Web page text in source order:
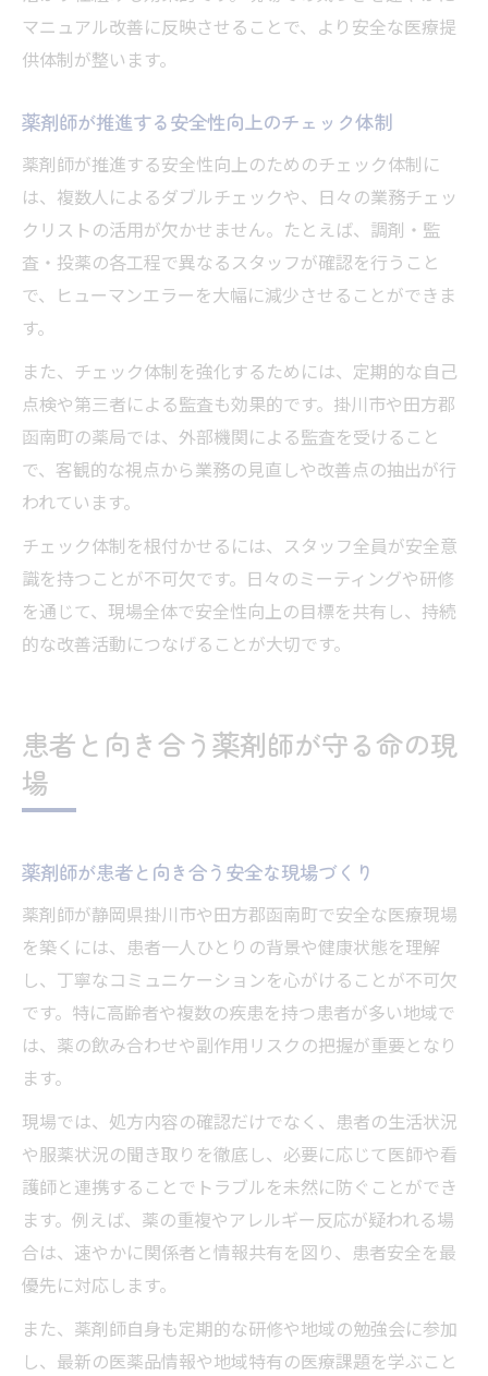
マニュアル改善に反映させることで、より安全な医療提
供体制が整います。
薬剤師が推進する安全性向上のチェック体制
薬剤師が推進する安全性向上のためのチェック体制に
は、複数人によるダブルチェックや、日々の業務チェッ
クリストの活用が欠かせません。たとえば、調剤・監
査・投薬の各工程で異なるスタッフが確認を行うこと
で、ヒューマンエラーを大幅に減少させることができま
す。
また、チェック体制を強化するためには、定期的な自己
点検や第三者による監査も効果的です。掛川市や田方郡
函南町の薬局では、外部機関による監査を受けること
で、客観的な視点から業務の見直しや改善点の抽出が行
われています。
チェック体制を根付かせるには、スタッフ全員が安全意
識を持つことが不可欠です。日々のミーティングや研修
を通じて、現場全体で安全性向上の目標を共有し、持続
的な改善活動につなげることが大切です。
患者と向き合う薬剤師が守る命の現
場
薬剤師が患者と向き合う安全な現場づくり
薬剤師が静岡県掛川市や田方郡函南町で安全な医療現場
を築くには、患者一人ひとりの背景や健康状態を理解
し、丁寧なコミュニケーションを心がけることが不可欠
です。特に高齢者や複数の疾患を持つ患者が多い地域で
は、薬の飲み合わせや副作用リスクの把握が重要となり
ます。
現場では、処方内容の確認だけでなく、患者の生活状況
や服薬状況の聞き取りを徹底し、必要に応じて医師や看
護師と連携することでトラブルを未然に防ぐことができ
ます。例えば、薬の重複やアレルギー反応が疑われる場
合は、速やかに関係者と情報共有を図り、患者安全を最
優先に対応します。
また、薬剤師自身も定期的な研修や地域の勉強会に参加
し、最新の医薬品情報や地域特有の医療課題を学ぶこと